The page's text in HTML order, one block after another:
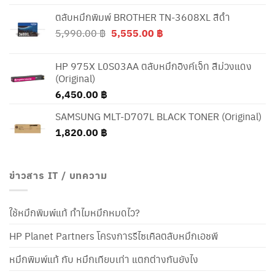
ตลับหมึกพิมพ์ BROTHER TN-3608XL สีดำ
5,990.00฿ Original
5,990.00 ฿.
5,555.00 ฿Current
5,555.00 ฿.
HP 975X L0S03AA ตลับหมึกอิงค์เจ็ท สีม่วงแดง
(Original)
6,450.00 ฿
SAMSUNG MLT-D707L BLACK TONER (Original)
1,820.00 ฿
ข่าวสาร IT / บทความ
ใช้หมึกพิมพ์แท้ ทำไมหมึกหมดไว?
HP Planet Partners โครงการรีไซเคิลตลับหมึกเอชพี
หมึกพิมพ์แท้ กับ หมึกเทียบเท่า แตกต่างกันยังไง